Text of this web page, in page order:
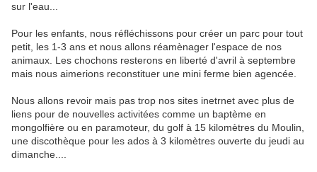
sur l'eau...
Pour les enfants, nous réfléchissons pour créer un parc pour tout
petit, les 1-3 ans et nous allons réamènager l'espace de nos
animaux. Les chochons resterons en liberté d'avril à septembre
mais nous aimerions reconstituer une mini ferme bien agencée.
Nous allons revoir mais pas trop nos sites inetrnet avec plus de
liens pour de nouvelles activitées comme un baptème en
mongolfière ou en paramoteur, du golf à 15 kilomètres du Moulin,
une discothèque pour les ados à 3 kilomètres ouverte du jeudi au
dimanche....